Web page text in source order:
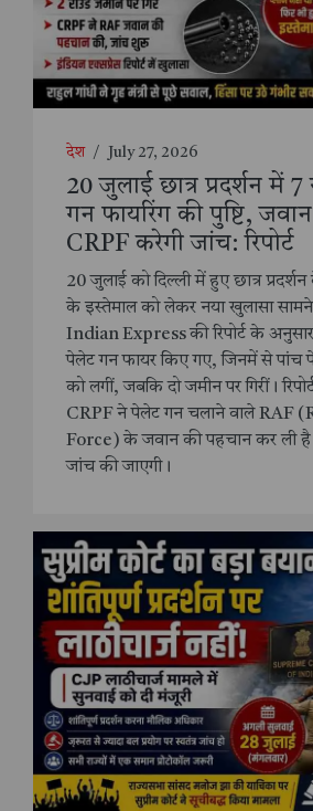
देश / July 27, 2026
20 जुलाई छात्र प्रदर्शन में
गन फायरिंग की पुष्टि,
CRPF करेगी जांच: रिपोर्ट
20 जुलाई को दिल्ली में हुए छात्र
के इस्तेमाल को लेकर नया खुलासा
Indian Express की रिपोर्ट के
पेलेट गन फायर किए गए, जिनमें से पांच
को लगीं, जबकि दो जमीन पर गिरीं।
CRPF ने पेलेट गन चलाने वाले RAF
Force) के जवान की पहचान कर ली
जांच की जाएगी।